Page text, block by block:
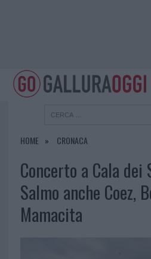
HOME CRONACA
Concerto a Cala
Salmo anche Coez,
Mamacita